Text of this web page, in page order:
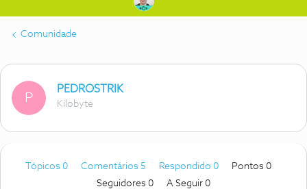
Comunidade
P
PEDROSTRIK
Kilobyte
Tópicos 0 Comentários 5 Respondido 0
Pontos 0
Seguidores 0 A Seguir 0